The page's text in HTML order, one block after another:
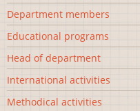
Department members
Educational programs
Head of department
International activities
Methodical activities